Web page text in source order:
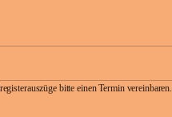
bitte einen Termin vereinbaren.